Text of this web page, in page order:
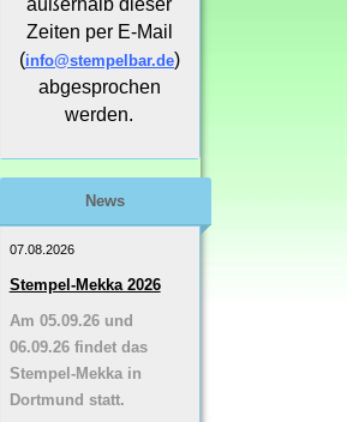
außerhalb dieser
Zeiten per E-Mail
(info@stempelbar.de)
abgesprochen
werden.
News
07.08.2026
Stempel-Mekka 2026
Am 05.09.26 und
06.09.26 findet das
Stempel-Mekka in
Dortmund statt.